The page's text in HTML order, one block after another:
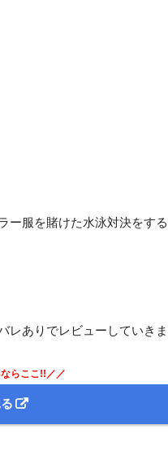
ー服を賭けた水泳対決をす
レありでレビューしていきま
らここ!!／／